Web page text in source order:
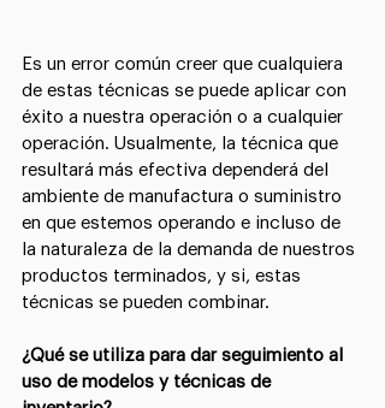
Es un error común creer que cualquiera
de estas técnicas se puede aplicar con
éxito a nuestra operación o a cualquier
operación. Usualmente, la técnica que
resultará más efectiva dependerá del
ambiente de manufactura o suministro
en que estemos operando e incluso de
la naturaleza de la demanda de nuestros
productos terminados, y si, estas
técnicas se pueden combinar.
¿Qué se utiliza para dar seguimiento al
uso de modelos y técnicas de